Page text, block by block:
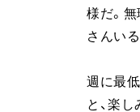
様だ。
さんいる
週に最
と、楽し